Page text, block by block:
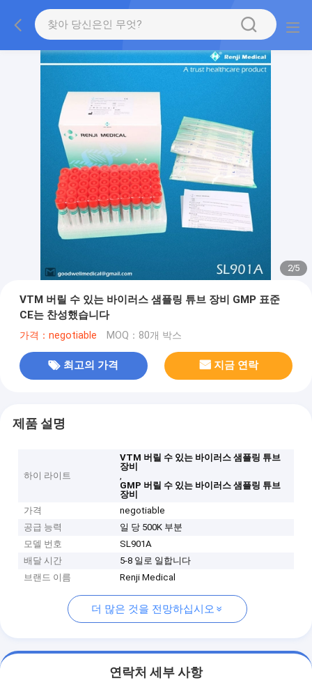
2/5
VTM 버릴 수 있는 바이러스 샘플링 튜브 장비 GMP 표준
CE는 찬성했습니다
가격：negotiable MOQ：80개 박스
최고의 가격 지금 연락
제품 설명
하이 라이트
VTM 버릴 수 있는 바이러스 샘플링 튜브
장비
,
GMP 버릴 수 있는 바이러스 샘플링 튜브
장비
가격
negotiable
공급 능력
일 당 500K 부분
모델 번호
SL901A
배달 시간
5-8 일로 일합니다
브랜드 이름
Renji Medical
더 많은 것을 전망하십시오
연락처 세부 사항